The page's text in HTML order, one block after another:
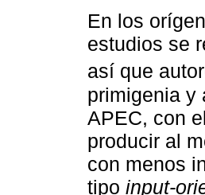
En los
estudios se
así que
primigenia y
APEC, con
producir al
con menos
tipo input-